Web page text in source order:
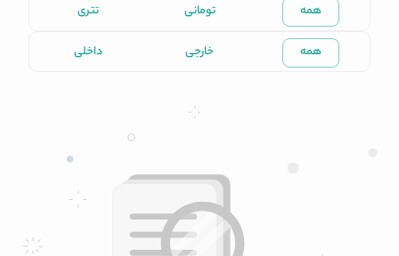
همه تومانی تتری
همه خارجی داخلی